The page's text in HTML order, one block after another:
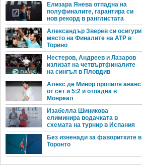
Елизара Янева отпадна на
полуфиналите, гарантира си
нов рекорд в ранглистата
Александър Зверев си осигури
място на Финалите на ATP в
Торино
Нестеров, Андреев и Лазаров
излизат на четвъртфиналите
на сингъл в Пловдив
Алекс де Минор пропиля аванс
от сет и 5:2 и отпадна в
Монреал
Изабелла Шиникова
елиминира водачката в
схемата на турнир в Испания
Без изненади за фаворитките в
Торонто